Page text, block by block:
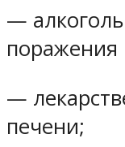
—
поражения
—
печени;